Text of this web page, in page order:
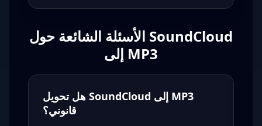
الأسئلة الشائعة حول SoundCloud
إلى MP3
هل تحويل SoundCloud إلى MP3
قانوني؟